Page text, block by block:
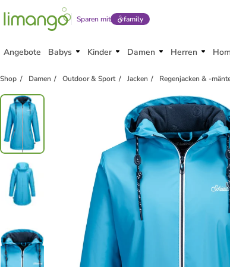
Sparen mit family
Angebote Babys Kinder Damen Herren
Shop Damen Outdoor & Sport Jacken Regenjacken & -